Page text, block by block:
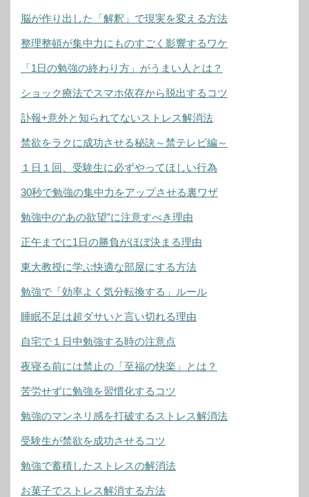
脳が作り出した「解釈」で現実を変える方法
整理整頓が集中力にものすごく影響するワケ
「1日の勉強の終わり方」がうまい人とは？
ショック療法でスマホ依存から脱出するコツ
訃報+意外と知られてないストレス解消法
禁欲をラクに成功させる秘訣～禁テレビ編～
１日１回、受験生に必ずやってほしい行為
30秒で勉強の集中力をアップさせる裏ワザ
勉強中の“あの欲望”に注意すべき理由
正午までに1日の勝負がほぼ決まる理由
東大教授に学ぶ快適な部屋にする方法
勉強で「効率よく気分転換する」ルール
睡眠不足は超ダサいと言い切れる理由
自宅で１日中勉強する時の注意点
夜寝る前には禁止の「至福の快楽」とは？
苦労せずに勉強を習慣化するコツ
勉強のマンネリ感を打破するストレス解消法
受験生が禁欲を成功させるコツ
勉強で蓄積したストレスの解消法
お菓子でストレス解消する方法